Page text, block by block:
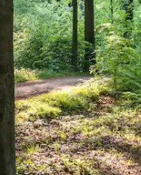
a nadol alebo ich